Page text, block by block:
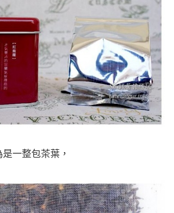
一整包茶葉，